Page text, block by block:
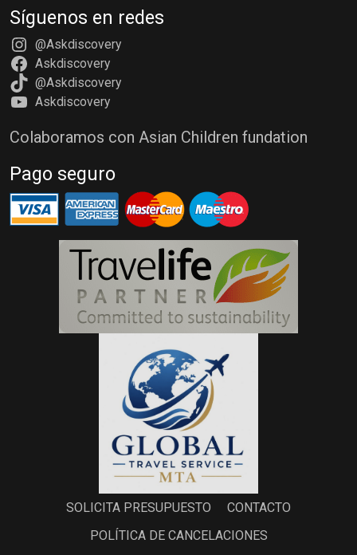
Síguenos en redes
@Askdiscovery
Askdiscovery
@Askdiscovery
Askdiscovery
Colaboramos con Asian Children fundation
Pago seguro
SOLICITA PRESUPUESTO
CONTACTO
POLÍTICA DE CANCELACIONES